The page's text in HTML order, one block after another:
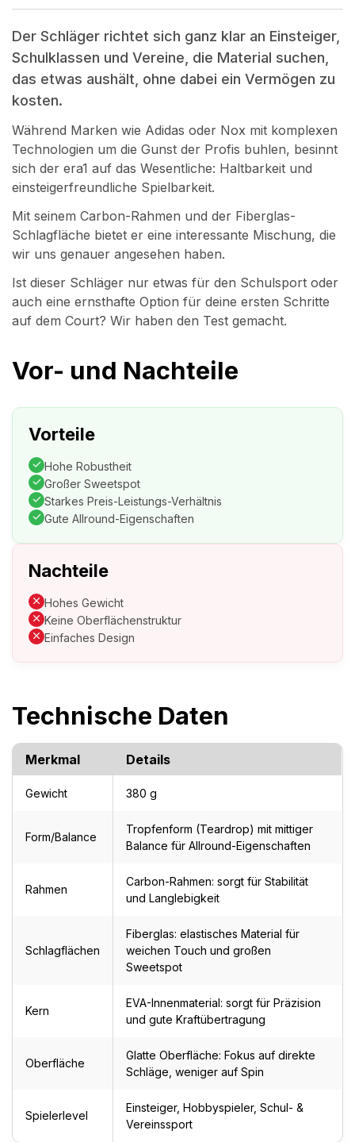
Der Schläger richtet sich ganz klar an Einsteiger,
Schulklassen und Vereine, die Material suchen,
das etwas aushält, ohne dabei ein Vermögen zu
kosten.
Während Marken wie Adidas oder Nox mit komplexen
Technologien um die Gunst der Profis buhlen, besinnt
sich der era1 auf das Wesentliche: Haltbarkeit und
einsteigerfreundliche Spielbarkeit.
Mit seinem Carbon-Rahmen und der Fiberglas-
Schlagfläche bietet er eine interessante Mischung, die
wir uns genauer angesehen haben.
Ist dieser Schläger nur etwas für den Schulsport oder
auch eine ernsthafte Option für deine ersten Schritte
auf dem Court? Wir haben den Test gemacht.
Vor- und Nachteile
Vorteile
Hohe Robustheit
Großer Sweetspot
Starkes Preis-Leistungs-Verhältnis
Gute Allround-Eigenschaften
Nachteile
Hohes Gewicht
Keine Oberflächenstruktur
Einfaches Design
Technische Daten
Merkmal Details
Gewicht 380 g
Form/Balance
Tropfenform (Teardrop) mit mittiger
Balance für Allround-Eigenschaften
Rahmen
Carbon-Rahmen: sorgt für Stabilität
und Langlebigkeit
Schlagflächen
Fiberglas: elastisches Material für
weichen Touch und großen
Sweetspot
Kern
EVA-Innenmaterial: sorgt für Präzision
und gute Kraftübertragung
Oberfläche
Glatte Oberfläche: Fokus auf direkte
Schläge, weniger auf Spin
Spielerlevel
Einsteiger, Hobbyspieler, Schul- &
Vereinssport